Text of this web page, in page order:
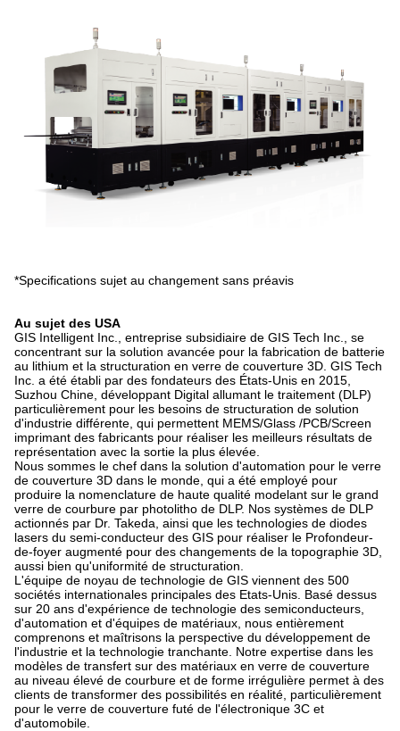
*Specifications sujet au changement sans préavis
Au sujet des USA
GIS Intelligent Inc., entreprise subsidiaire de GIS Tech Inc., se
concentrant sur la solution avancée pour la fabrication de batterie
au lithium et la structuration en verre de couverture 3D. GIS Tech
Inc. a été établi par des fondateurs des États-Unis en 2015,
Suzhou Chine, développant Digital allumant le traitement (DLP)
particulièrement pour les besoins de structuration de solution
d'industrie différente, qui permettent MEMS/Glass /PCB/Screen
imprimant des fabricants pour réaliser les meilleurs résultats de
représentation avec la sortie la plus élevée.
Nous sommes le chef dans la solution d'automation pour le verre
de couverture 3D dans le monde, qui a été employé pour
produire la nomenclature de haute qualité modelant sur le grand
verre de courbure par photolitho de DLP. Nos systèmes de DLP
actionnés par Dr. Takeda, ainsi que les technologies de diodes
lasers du semi-conducteur des GIS pour réaliser le Profondeur-
de-foyer augmenté pour des changements de la topographie 3D,
aussi bien qu'uniformité de structuration.
L'équipe de noyau de technologie de GIS viennent des 500
sociétés internationales principales des Etats-Unis. Basé dessus
sur 20 ans d'expérience de technologie des semiconducteurs,
d'automation et d'équipes de matériaux, nous entièrement
comprenons et maîtrisons la perspective du développement de
l'industrie et la technologie tranchante. Notre expertise dans les
modèles de transfert sur des matériaux en verre de couverture
au niveau élevé de courbure et de forme irrégulière permet à des
clients de transformer des possibilités en réalité, particulièrement
pour le verre de couverture futé de l'électronique 3C et
d'automobile.